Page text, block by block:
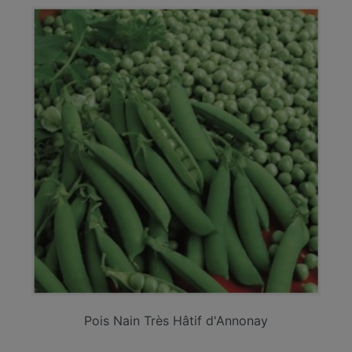
Pois Nain Très Hâtif d'Annonay